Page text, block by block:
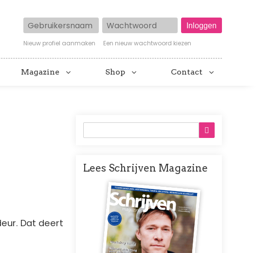
Gebruikersnaam Wachtwoord
Nieuw profiel aanmaken Een nieuw wachtwoord kiezen
Magazine Shop Contact
Dat deert
Lees Schrijven Magazine
Afbeelding